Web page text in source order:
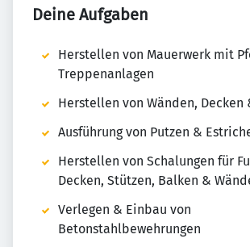
Deine Aufgaben
Herstellen von Mauerwerk mit
Treppenanlagen
Herstellen von Wänden, Decken
Ausführung von Putzen &
Herstellen von Schalungen für
Decken, Stützen, Balken &
Verlegen & Einbau von
Betonstahlbewehrungen